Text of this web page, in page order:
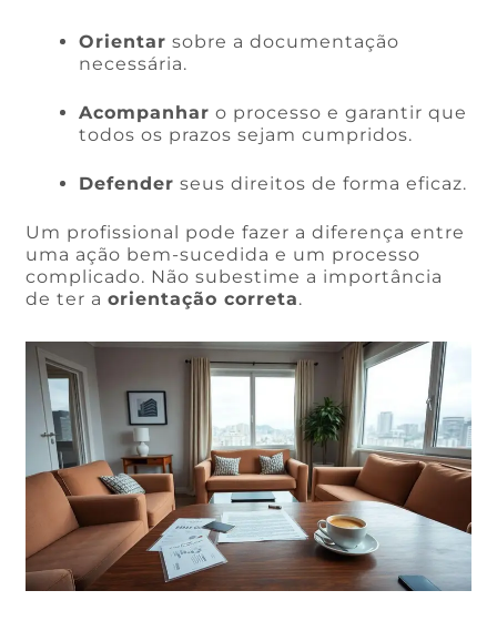
Orientar sobre a documentação
necessária.
Acompanhar o processo e garantir que
todos os prazos sejam cumpridos.
Defender seus direitos de forma eficaz.
Um profissional pode fazer a diferença entre
uma ação bem-sucedida e um processo
complicado. Não subestime a importância
de ter aorientação correta.